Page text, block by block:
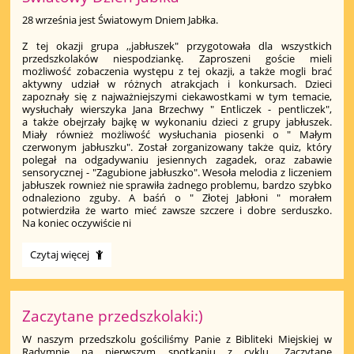
28 września jest Światowym Dniem Jabłka.
Z tej okazji grupa ,,jabłuszek" przygotowała dla wszystkich
przedszkolaków niespodziankę. Zaproszeni goście mieli
możliwość zobaczenia występu z tej okazji, a także mogli brać
aktywny udział w różnych atrakcjach i konkursach. Dzieci
zapoznały się z najważniejszymi ciekawostkami w tym temacie,
wysłuchały wierszyka Jana Brzechwy " Entliczek - pentliczek",
a także obejrzały bajkę w wykonaniu dzieci z grupy jabłuszek.
Miały również możliwość wysłuchania piosenki o " Małym
czerwonym jabłuszku". Został zorganizowany także quiz, który
polegał na odgadywaniu jesiennych zagadek, oraz zabawie
sensorycznej - "Zagubione jabłuszko". Wesoła melodia z liczeniem
jabłuszek rownież nie sprawiła żadnego problemu, bardzo szybko
odnaleziono zguby. A baśń o " Złotej Jabłoni " morałem
potwierdziła że warto mieć zawsze szczere i dobre serduszko.
Na koniec oczywiście ni
Światowy
Jabłka:
Czytaj więcej
Zaczytane przedszkolaki:)
W naszym przedszkolu gościliśmy Panie z Bibliteki Miejskiej w